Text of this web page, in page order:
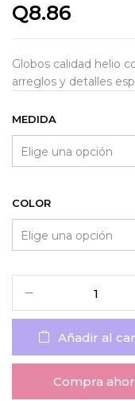
Q8.86
Globos calidad helio
arreglos y detalles
MEDIDA
COLOR
Añadir al
Compra